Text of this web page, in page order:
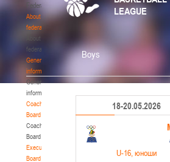
Federation
About
federation
About
federation
General
information
General
information
Coaching
Board
Coaching
Board
Executive
Board
LEAGUE
Boys
18-20.05.2026
U-16 , юноши